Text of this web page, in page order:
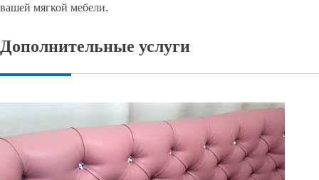
вашей мягкой мебели.
Дополнительные услуги